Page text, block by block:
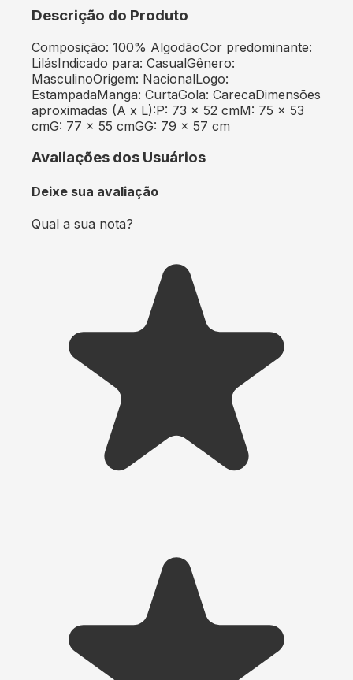
Descrição do Produto
Composição: 100% AlgodãoCor predominante:
LilásIndicado para: CasualGênero:
MasculinoOrigem: NacionalLogo:
EstampadaManga: CurtaGola: CarecaDimensões
aproximadas (A x L):P: 73 x 52 cmM: 75 x 53
cmG: 77 x 55 cmGG: 79 x 57 cm
Avaliações dos Usuários
Deixe sua avaliação
Qual a sua nota?